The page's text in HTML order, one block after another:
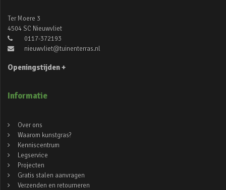
Ter Moere 3
4504 SC Nieuwvliet
0117-372193
nieuwvliet@tuinenterras.nl
Openingstijden +
Informatie
Over ons
Waarom kunstgras?
Kenniscentrum
Legservice
Projecten
Gratis stalen aanvragen
Verzenden en retourneren